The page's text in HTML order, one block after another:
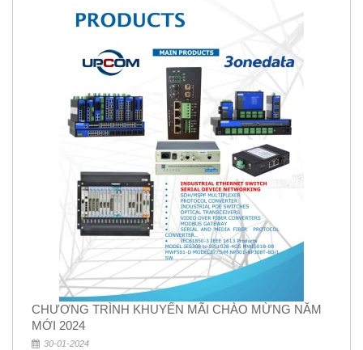
CHƯƠNG TRÌNH KHUYẾN MÃI CHÀO MỪNG NĂM
MỚI 2024
30-01-2024